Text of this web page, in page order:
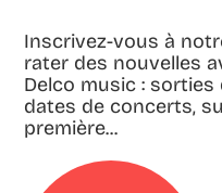
Inscrivez-vous à
rater des nouvelles
Delco music : sorties
dates de concerts,
première...